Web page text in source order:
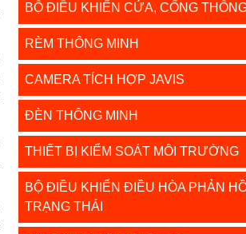
BỘ ĐIỀU KHIỂN CỬA, CỔNG
RÈM THÔNG MINH
CAMERA TÍCH HỢP JAVIS
ĐÈN THÔNG MINH
THIẾT BỊ KIỂM SOÁT MÔI TRƯỜNG
BỘ ĐIỀU KHIỂN ĐIỀU HÒA PHẢN
TRẠNG THÁI